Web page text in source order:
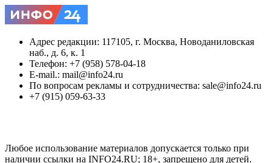
Адрес редакции: 117105, г. Москва, Новоданиловская
наб., д. 6, к. 1
Телефон: +7 (958) 578-04-18
E-mail.: mail@info24.ru
По вопросам рекламы и сотрудничества: sale@info24.ru
+7 (915) 059-63-33
Любое использование материалов допускается только при
наличии ссылки на INFO24.RU; 18+, запрещено для детей.